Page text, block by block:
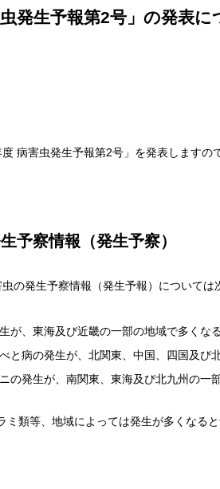
虫発生予報第2号」の発表に
病害虫発生予報第2号」を発表しますの
予察情報（発生予察）
の発生予察情報（発生予報）については
が、東海及び近畿の一部の地域で多くな
と病の発生が、北関東、中国、四国及び
の発生が、南関東、東海及び北九州の一
ミ類等、地域によっては発生が多くなる